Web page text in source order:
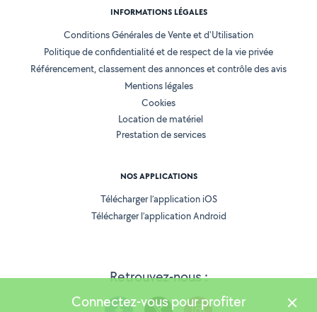
Retrouvez-nous :
INFORMATIONS LÉGALES
Conditions Générales de Vente et d'Utilisation
Politique de confidentialité et de respect de la vie privée
Référencement, classement des annonces et contrôle des avis
Mentions légales
Cookies
Location de matériel
Prestation de services
NOS APPLICATIONS
Télécharger l’application iOS
Télécharger l’application Android
Connectez-vous pour profiter